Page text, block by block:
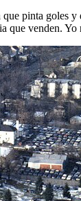
pinta goles
que venden.